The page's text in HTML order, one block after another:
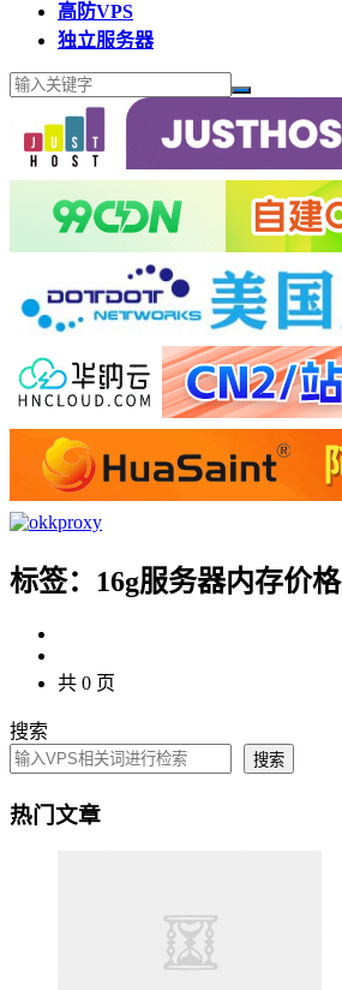
高防VPS
独立服务器
标签：16g服务器内存价格
共 0 页
搜索
搜索
热门文章